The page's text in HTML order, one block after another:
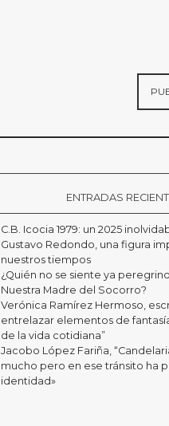
ENTRADAS
C.B. Icocia 1979: un 2025
Gustavo Redondo, una figura
nuestros tiempos
¿Quién no se siente ya
Nuestra Madre del Socorro?
Verónica Ramírez Hermoso,
entrelazar elementos de
de la vida cotidiana”
Jacobo López Fariña,
mucho pero en ese tránsito ha
identidad»